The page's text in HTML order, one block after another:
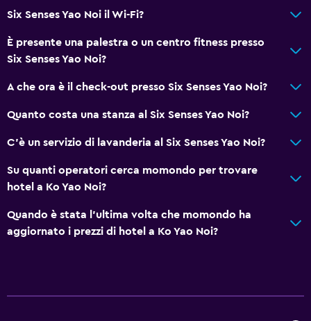
Six Senses Yao Noi il Wi-Fi?
È presente una palestra o un centro fitness presso
Six Senses Yao Noi?
A che ora è il check-out presso Six Senses Yao Noi?
Quanto costa una stanza al Six Senses Yao Noi?
C'è un servizio di lavanderia al Six Senses Yao Noi?
Su quanti operatori cerca momondo per trovare
hotel a Ko Yao Noi?
Quando è stata l'ultima volta che momondo ha
aggiornato i prezzi di hotel a Ko Yao Noi?